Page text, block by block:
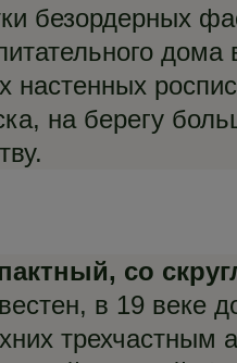
безордерных
настенных
на берегу
со
в 19 веке
трехчастным